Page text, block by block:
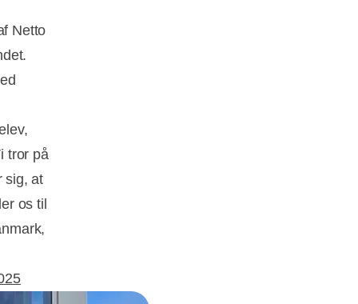
Netto
tror på
sig, at
os til